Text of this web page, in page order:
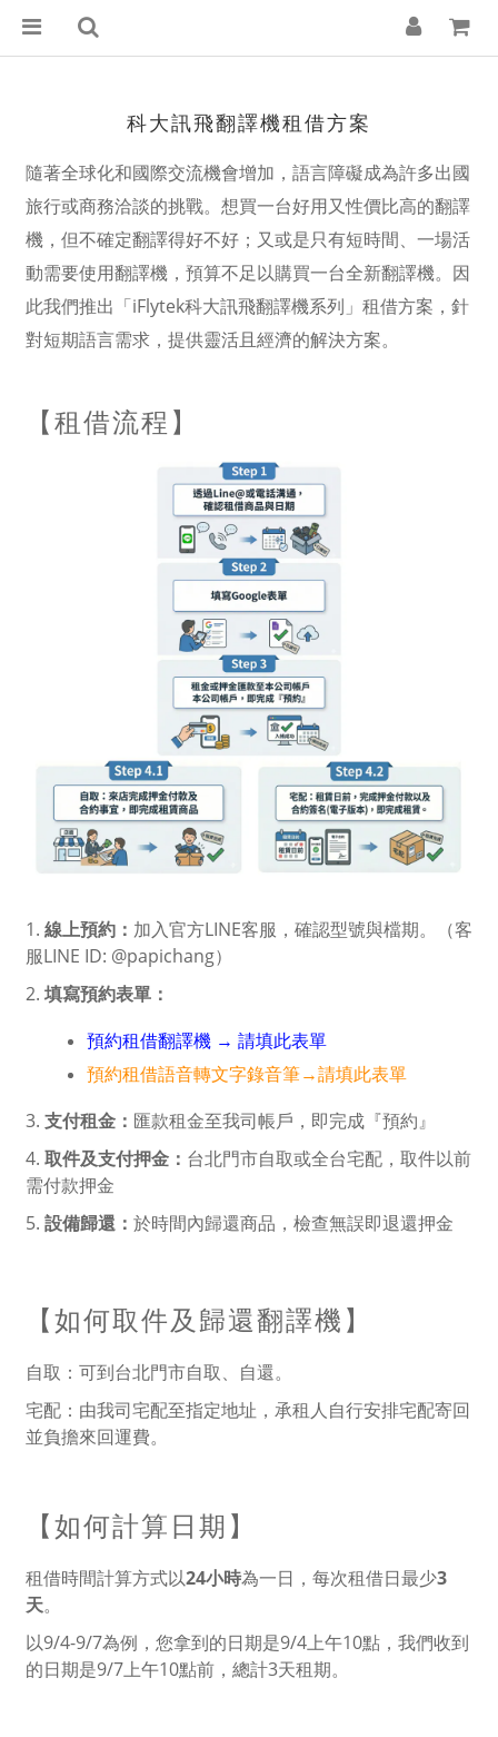
科大訊飛翻譯機租借方案
隨著全球化和國際交流機會增加，語言障礙成為許多出國
旅行或商務洽談的挑戰。想買一台好用又性價比高的翻譯
機，但不確定翻譯得好不好；又或是只有短時間、一場活
動需要使用翻譯機，預算不足以購買一台全新翻譯機。因
此我們推出「iFlytek科大訊飛翻譯機系列」租借方案，針
對短期語言需求，提供靈活且經濟的解決方案。
【租借流程】
1. 線上預約： 加入官方LINE客服，確認型號與檔期。（客
服LINE ID: @papichang）
2. 填寫預約表單：
預約租借翻譯機 → 請填此表單
預約租借語音轉文字錄音筆→請填此表單
3. 支付租金： 匯款租金至我司帳戶，即完成『預約』
4. 取件及支付押金： 台北門市自取或全台宅配，取件以前
需付款押金
5. 設備歸還： 於時間內歸還商品，檢查無誤即退還押金
【如何取件及歸還翻譯機】
自取：可到台北門市自取、自還。
宅配：由我司宅配至指定地址，承租人自行安排宅配寄回
並負擔來回運費。
【如何計算日期】
租借時間計算方式以24小時為一日，每次租借日最少3
天。
以9/4-9/7為例，您拿到的日期是9/4上午10點，我們收到
的日期是9/7上午10點前，總計3天租期。